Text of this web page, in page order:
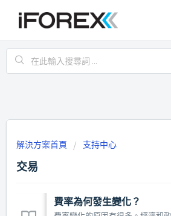
解決方案首頁 支持中心
交易
費率為何發生變化？